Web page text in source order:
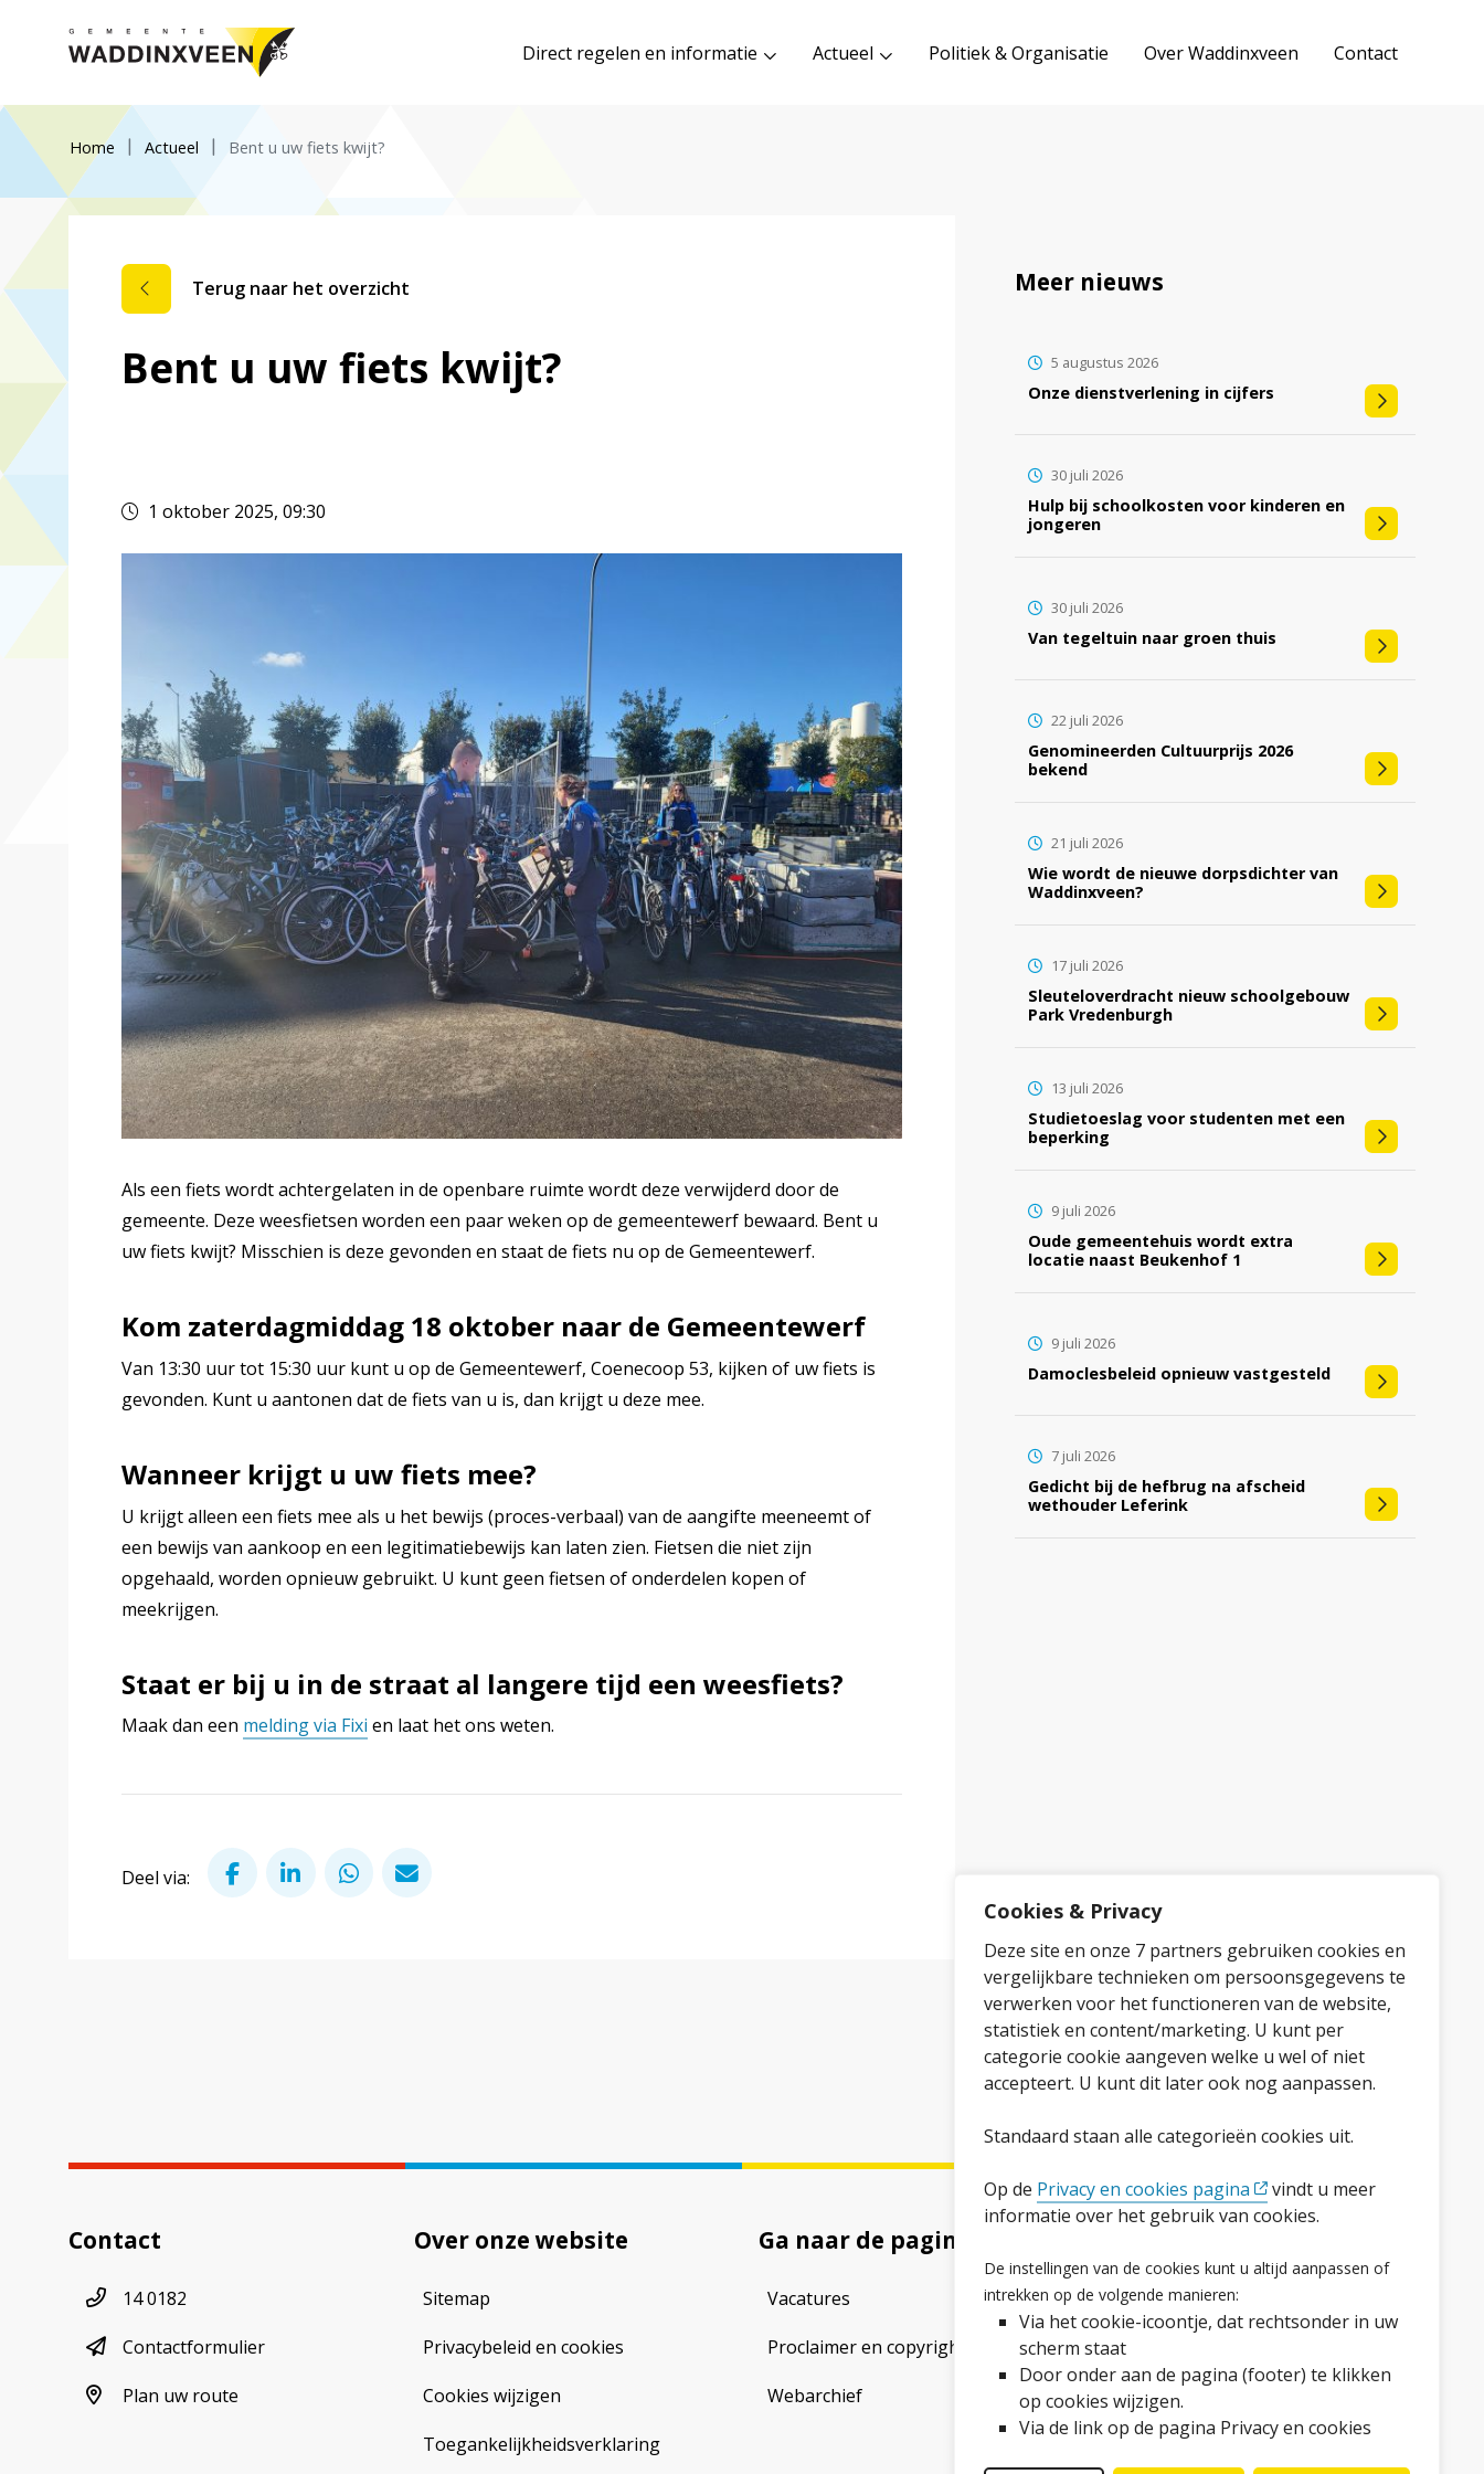
Cookies & Privacy
Deze site en onze 7 partners gebruiken cookies en
vergelijkbare technieken om persoonsgegevens te
verwerken voor het functioneren van de website,
statistiek en content/marketing. U kunt per
categorie cookie aangeven welke u wel of niet
accepteert. U kunt dit later ook nog aanpassen.
Standaard staan alle categorieën cookies uit.
Op de Privacy en cookies pagina
vindt u meer
informatie over het gebruik van cookies.
De instellingen van de cookies kunt u altijd aanpassen of
intrekken op de volgende manieren:
Via het cookie-icoontje, dat rechtsonder in uw
scherm staat
Door onder aan de pagina (footer) te klikken
op cookies wijzigen.
Via de link op de pagina Privacy en cookies
Direct regelen en informatie Actueel Politiek & Organisatie Over Waddinxveen Contact
Home Actueel Bent u uw fiets kwijt?
Terug naar het overzicht
Bent u uw fiets kwijt?
1 oktober 2025, 09:30
Als een fiets wordt achtergelaten in de openbare ruimte wordt deze verwijderd door de
gemeente. Deze weesfietsen worden een paar weken op de gemeentewerf bewaard. Bent u
uw fiets kwijt? Misschien is deze gevonden en staat de fiets nu op de Gemeentewerf.
Kom zaterdagmiddag 18 oktober naar de Gemeentewerf
Van 13:30 uur tot 15:30 uur kunt u op de Gemeentewerf, Coenecoop 53, kijken of uw fiets is
gevonden. Kunt u aantonen dat de fiets van u is, dan krijgt u deze mee.
Wanneer krijgt u uw fiets mee?
U krijgt alleen een fiets mee als u het bewijs (proces-verbaal) van de aangifte meeneemt of
een bewijs van aankoop en een legitimatiebewijs kan laten zien. Fietsen die niet zijn
opgehaald, worden opnieuw gebruikt. U kunt geen fietsen of onderdelen kopen of
meekrijgen.
Staat er bij u in de straat al langere tijd een weesfiets?
Maak dan een melding via Fixi en laat het ons weten.
Deel via:
Deel via Facebook
Deel via LinkedInDeel via WhatsApp
Meer nieuws
Onze dienstverlening in cijfers
5 augustus 2026
Hulp bij schoolkosten voor kinderen en
jongeren
30 juli 2026
Van tegeltuin naar groen thuis
30 juli 2026
Genomineerden Cultuurprijs 2026
bekend
22 juli 2026
Wie wordt de nieuwe dorpsdichter van
Waddinxveen?
21 juli 2026
Sleuteloverdracht nieuw schoolgebouw
Park Vredenburgh
17 juli 2026
Studietoeslag voor studenten met een
beperking
13 juli 2026
Oude gemeentehuis wordt extra
locatie naast Beukenhof 1
9 juli 2026
Damoclesbeleid opnieuw vastgesteld
9 juli 2026
Gedicht bij de hefbrug na afscheid
wethouder Leferink
7 juli 2026
Contact
Telefoonnummer
14 0182
contactformulier
Contactformulier
plan uw route
Plan uw route
Over onze website
Sitemap
Privacybeleid en cookies
Cookies wijzigen
Toegankelijkheidsverklaring
Ga naar de pagina
Vacatures
Proclaimer en copyright
Webarchief
Facebook
LinkedInInstagram